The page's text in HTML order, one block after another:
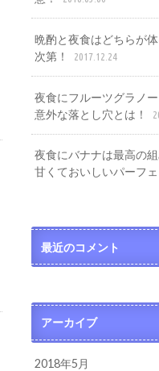
晩酌と夜食はどちらが
次第！
2017.12.24
夜食にフルーツグラノ
意外な落とし穴とは！
夜食にバナナは最高の
甘くておいしいパーフ
最近のコメント
アーカイブ
2018年5月